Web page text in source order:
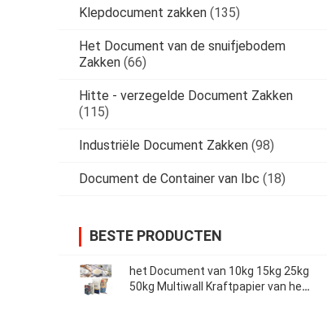
Klepdocument zakken (135)
Het Document van de snuifjebodem
Zakken (66)
Hitte - verzegelde Document Zakken
(115)
Industriële Document Zakken (98)
Document de Container van Ibc (18)
BESTE PRODUCTEN
het Document van 10kg 15kg 25kg
50kg Multiwall Kraftpapier van het